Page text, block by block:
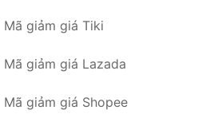
Mã giảm giá Tiki
Mã giảm giá Lazada
Mã giảm giá Shopee